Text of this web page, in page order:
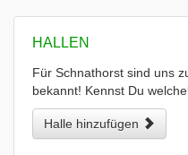
HALLEN
Für Schnathorst sind uns
bekannt! Kennst Du
Halle hinzufügen